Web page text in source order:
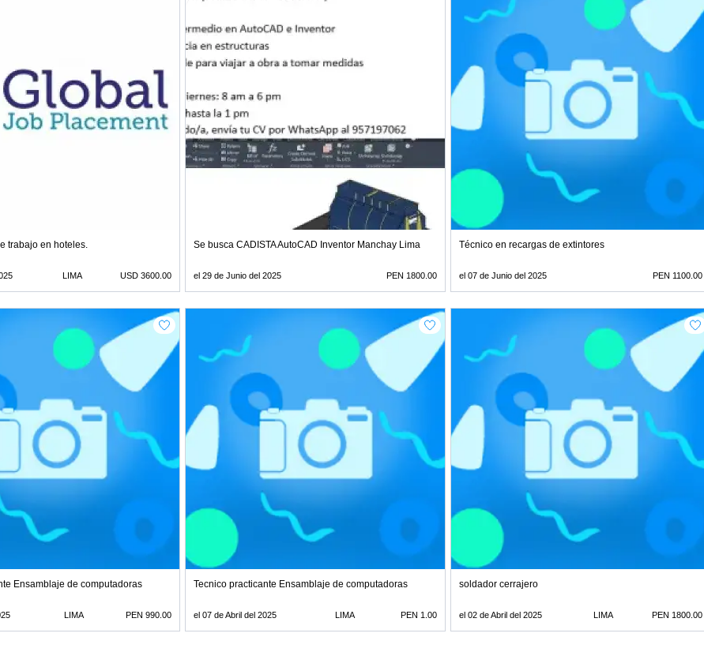
trabajo en hoteles.
LIMA USD 3600.00
Se busca CADISTA AutoCAD Inventor Manchay Lima
el 29 de Junio del 2025 PEN 1800.00
Técnico en recargas de extintores
el 07 de Junio del 2025 PEN 1100.00
Ensamblaje de computadoras
LIMA PEN 990.00
Tecnico practicante Ensamblaje de computadoras
el 07 de Abril del 2025 LIMA PEN 1.00
soldador cerrajero
el 02 de Abril del 2025 LIMA PEN 1800.00